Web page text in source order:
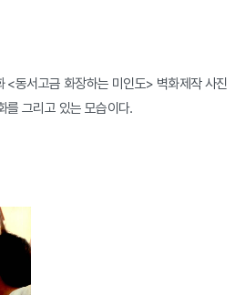
<동서고금 화장하는 미인도> 벽화제작 사진
를 그리고 있는 모습이다.